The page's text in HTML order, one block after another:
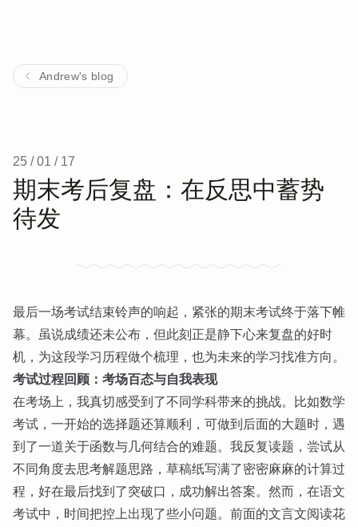
Andrew's blog
25 / 01 / 17
期末考后复盘：在反思中蓄势
待发
最后一场考试结束铃声的响起，紧张的期末考试终于落下帷
幕。虽说成绩还未公布，但此刻正是静下心来复盘的好时
机，为这段学习历程做个梳理，也为未来的学习找准方向。
考试过程回顾：考场百态与自我表现
在考场上，我真切感受到了不同学科带来的挑战。比如数学
考试，一开始的选择题还算顺利，可做到后面的大题时，遇
到了一道关于函数与几何结合的难题。我反复读题，尝试从
不同角度去思考解题思路，草稿纸写满了密密麻麻的计算过
程，好在最后找到了突破口，成功解出答案。然而，在语文
考试中，时间把控上出现了些小问题。前面的文言文阅读花